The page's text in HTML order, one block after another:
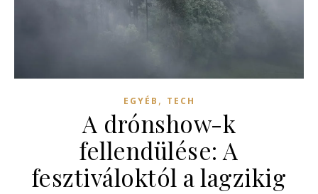
EGYÉB , TECH
A drónshow-k
fellendülése: A
fesztiváloktól a lagzikig